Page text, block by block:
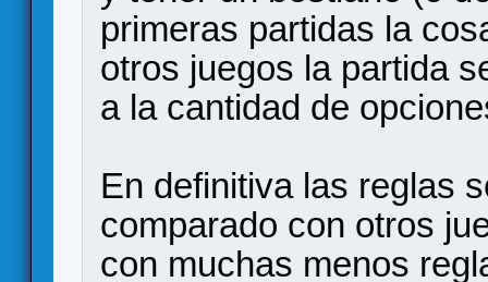
primeras partidas la
otros juegos la partida
a la cantidad de
En definitiva las reglas
comparado con otros
con muchas menos